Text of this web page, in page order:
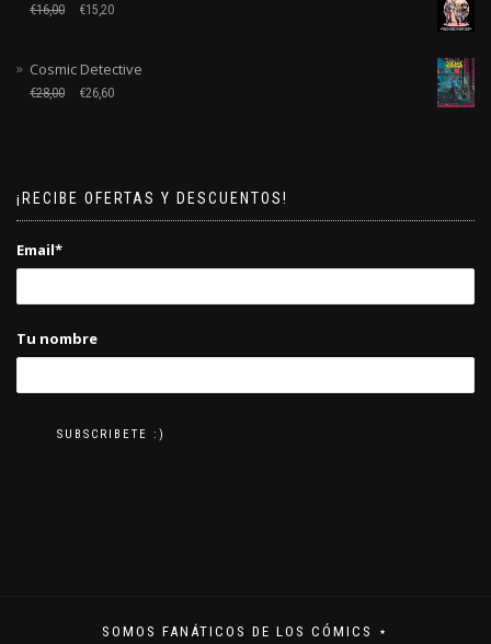
€16,00 €15,20
Cosmic Detective
€28,00 €26,60
¡RECIBE OFERTAS Y DESCUENTOS!
Email*
Tu nombre
SOMOS FANÁTICOS DE LOS CÓMICS ⋆